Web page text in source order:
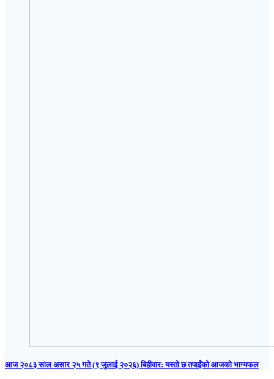
आज २०८३ साल असार २५ गते (९ जुलाई २०२६) बिहीवार: यस्तो छ तपाईंको आजको भाग्यफल